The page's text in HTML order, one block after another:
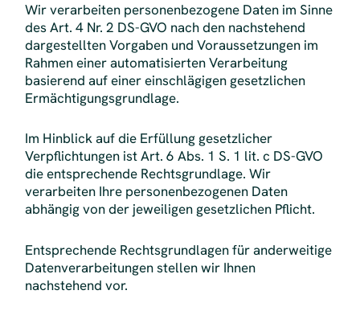
Wir verarbeiten personenbezogene Daten im Sinne
des Art. 4 Nr. 2 DS-GVO nach den nachstehend
dargestellten Vorgaben und Voraussetzungen im
Rahmen einer automatisierten Verarbeitung
basierend auf einer einschlägigen gesetzlichen
Ermächtigungsgrundlage.
Im Hinblick auf die Erfüllung gesetzlicher
Verpflichtungen ist Art. 6 Abs. 1 S. 1 lit. c DS-GVO
die entsprechende Rechtsgrundlage. Wir
verarbeiten Ihre personenbezogenen Daten
abhängig von der jeweiligen gesetzlichen Pflicht.
Entsprechende Rechtsgrundlagen für anderweitige
Datenverarbeitungen stellen wir Ihnen
nachstehend vor.